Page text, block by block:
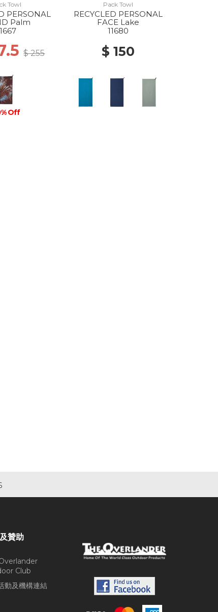
Towl
PERSONAL
Palm
$ 255
Off
Pack Towl
RECYCLED PERSONAL
FACE Lake
11680
$ 150
贊助
Club
動及機構連結